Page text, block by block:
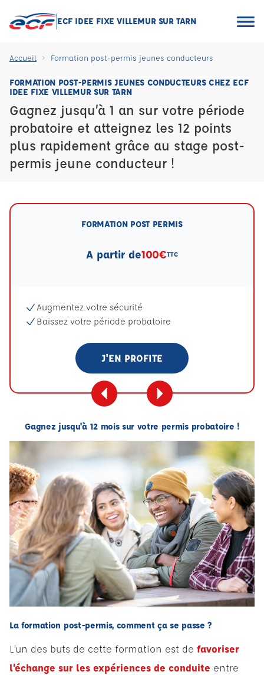
ECF IDEE FIXE VILLEMUR SUR TARN
Accueil Formation post-permis jeunes conducteurs
FORMATION POST-PERMIS JEUNES CONDUCTEURS CHEZ ECF
IDEE FIXE VILLEMUR SUR TARN
Gagnez jusqu’à 1 an sur votre période
probatoire et atteignez les 12 points
plus rapidement grâce au stage post-
permis jeune conducteur !
FORMATION POST PERMIS
A partir de100€TTC
Augmentez votre sécurité
Baissez votre période probatoire
J'EN PROFITE
Gagnez jusqu'à 12 mois sur votre permis probatoire !
La formation post-permis, comment ça se passe ?
L’un des buts de cette formation est de favoriser
l’échange sur les expériences de conduite entre